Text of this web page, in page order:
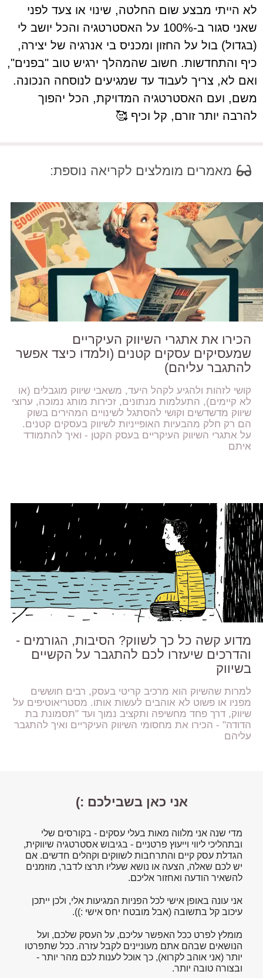
לא הייתי מבצע שום החלטה, שינוי או צעד לפני
שאני סגור ב-100% על האסטרטגיה והכל יושב לי
(בגדול) בול על החזון ומכניס בי אנרגיה של יצירה,
כיף והתחדשות. חשוב שהמהלך ירגיש טוב "בפנים",
ואם לא, צריך לעבוד עד שמגיעים לנוסחה הנכונה.
משם, ועם האסטרטגיה המדויקת, הכל יהפוך
להרבה יותר זורם, קל וכיף 🥰
מאמרים מומלצים לקריאה נוספת:
הכירו את אתגרי השיווק העיקריים
שמעסיקים עסקים קטנים (ולמדו כיצד אפשר
להתגבר עליהם)
קושי לזהות ולהגיע לקהל היעד, משאבי שיווק מוגבלים (או
לא קיימים), התעלמות מנתונים, זכירות מותג נמוכה, ערוצי
שיווק מדשדשים וקושי להסתגל לשינויים המהירים בשוק
הם רק חלק מהבעיות האופייניות לשיווק בעסקים קטנים.
על אתגרי השיווק העיקריים בעסק הקטן - ואיך להתמודד
איתם
מדוע קשה כל כך לשווק? הסיבות, הגורמים -
והדרכים שיעזרו לכם להתגבר על הקשיים
בשיווק
למרות שהשיוק הוא מרכיב קריטי בעסק, רבים חוששים
מפניו או פשוט לא אוהבים לעשות אותו. מסטריאוטיפים על
שיווק, דרך פחד מחשיפה ותקציב נמוך ועד "תסמונת בת
הדודה" - הכירו את מחסומי השיווק העיקריים ואיך להתגבר
עליהם
אני כאן בשבילכם :)
מדי שנה אני מלווה מאות בעלי עסקים - בקורסים שלי
ובתהליכי ליווי וייעוץ פרטניים - בגיבוש אסטרטגיה שיווקית,
הגדלת עסק קיים והתרחבות לשווקים וקהלים חדשים. אם
יש לכם שאלה, הצעה או נושא שעליו תרצו לדבר, מוזמנים
להשאיר הודעה ואחזור אליכם.
אני עונה באופן אישי לכל הפניות המגיעות אלי, ולכן ייתכן
עיכוב קל בתשובה (אבל מובטח יחס אישי :)).
מומלץ לפרט ככל האפשר עליכם, על העסק שלכם, ועל
הנושאים שבהם אתם מעוניינים לקבל עזרה. ככל שתפרטו
יותר (אני אוהב לקרוא), כך אוכל לענות לכם מהר יותר -
ובצורה טובה יותר.